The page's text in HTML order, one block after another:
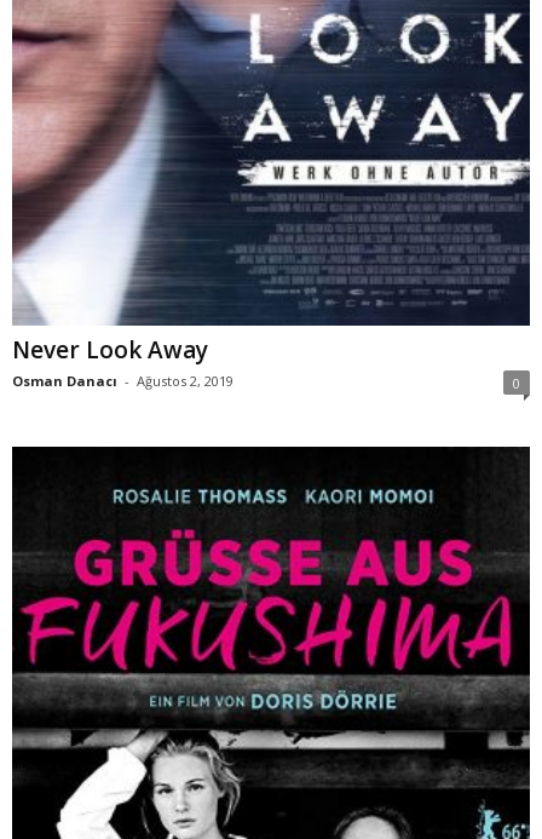
Never Look Away
Osman Danacı - Ağustos 2, 2019 0